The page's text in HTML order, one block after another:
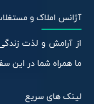
آژانس املاک و
از آرامش و لذت
ما همراه شما در این
لینک های سریع